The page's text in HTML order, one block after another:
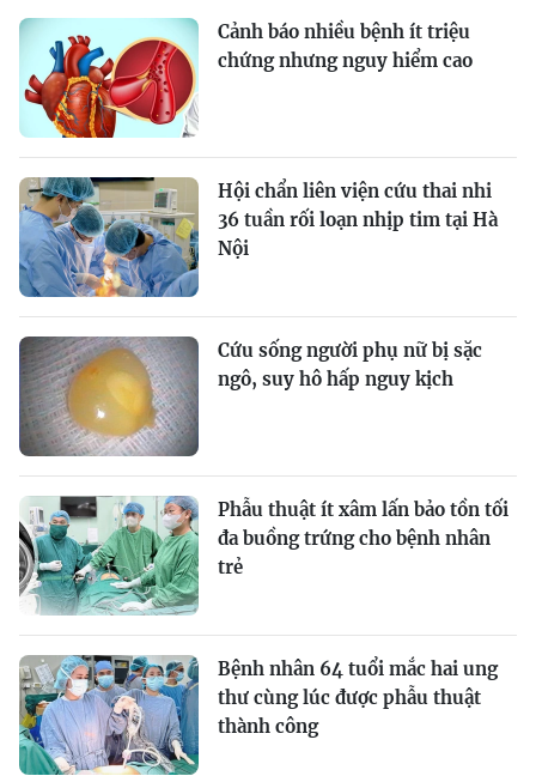
Cảnh báo nhiều bệnh ít triệu
chứng nhưng nguy hiểm cao
Hội chẩn liên viện cứu thai nhi
36 tuần rối loạn nhịp tim tại Hà
Nội
Cứu sống người phụ nữ bị sặc
ngô, suy hô hấp nguy kịch
Phẫu thuật ít xâm lấn bảo tồn tối
đa buồng trứng cho bệnh nhân
trẻ
Bệnh nhân 64 tuổi mắc hai ung
thư cùng lúc được phẫu thuật
thành công